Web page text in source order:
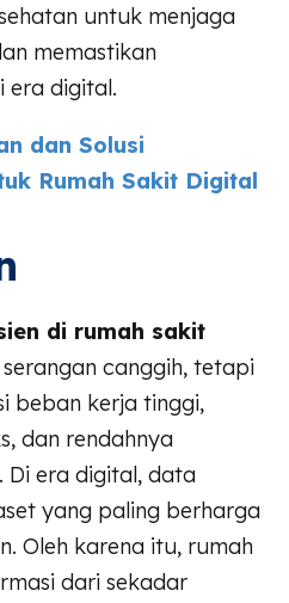
untuk menjaga
memastikan
era digital.
dan Solusi
Rumah Sakit Digital
di rumah sakit
canggih, tetapi
beban kerja tinggi,
dan rendahnya
Di era digital, data
yang paling berharga
Oleh karena itu, rumah
dari sekadar